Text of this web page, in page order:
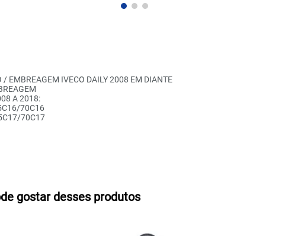
/ EMBREAGEM IVECO DAILY 2008 EM DIANTE
A 2018:
70C16
70C17
gostar desses produtos